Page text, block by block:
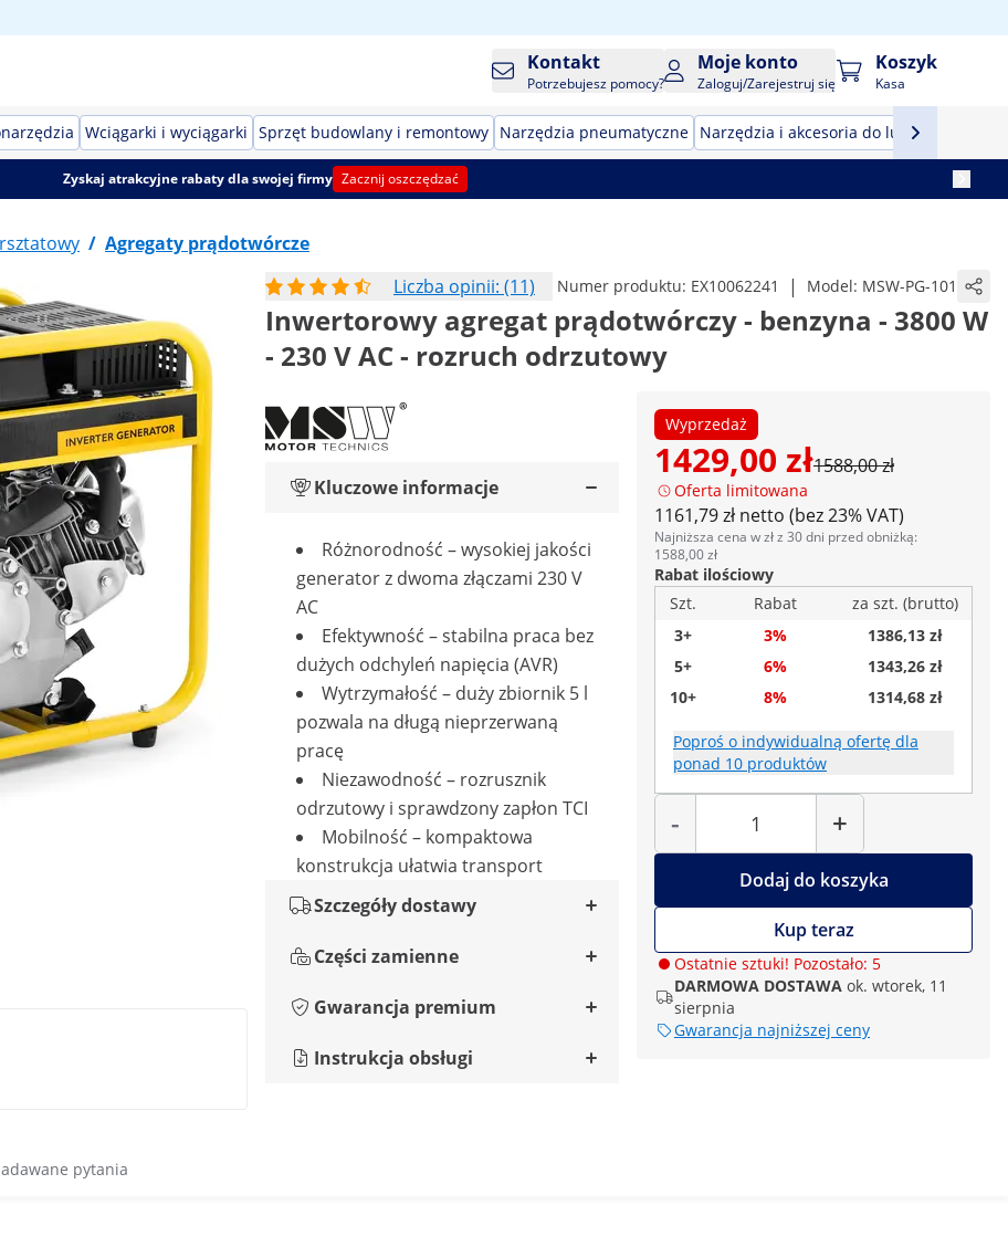
Kontakt
Potrzebujesz pomocy?
Moje konto
Zaloguj/Zarejestruj się
Koszyk
Kasa
Wciągarki i wyciągarki Sprzęt budowlany i remontowy Narzędzia pneumatyczne Narzędzia i akcesoria do lutowania
Zyskaj atrakcyjne rabaty dla swojej firmy Zacznij oszczędzać
/ Agregaty prądotwórcze
Liczba opinii: (11)
Numer produktu: EX10062241 | Model: MSW-PG-101
Inwertorowy agregat prądotwórczy - benzyna - 3800 W
- 230 V AC - rozruch odrzutowy
Wyprzedaż
1429,00 zł1588,00 zł
Oferta limitowana
1161,79 zł netto (bez 23% VAT)
Najniższa cena w zł z 30 dni przed obniżką:
1588,00 zł
Rabat ilościowy
Szt.
Rabat
za szt. (brutto)
3+
3%
1386,13 zł
5+
6%
1343,26 zł
10+
8% 1314,68 zł
Poproś o indywidualną ofertę dla
ponad 10 produktów
-
Liczba
+
Dodaj do koszyka
Kup teraz
Ostatnie sztuki! Pozostało: 5
DARMOWA DOSTAWA ok. wtorek, 11
sierpnia
Gwarancja najniższej ceny
Kluczowe informacje
Różnorodność – wysokiej jakości
generator z dwoma złączami 230 V
AC
Efektywność – stabilna praca bez
dużych odchyleń napięcia (AVR)
Wytrzymałość – duży zbiornik 5 l
pozwala na długą nieprzerwaną
pracę
Niezawodność – rozrusznik
odrzutowy i sprawdzony zapłon TCI
Mobilność – kompaktowa
konstrukcja ułatwia transport
Szczegóły dostawy
Części zamienne
Gwarancja premium
Instrukcja obsługi
pytania